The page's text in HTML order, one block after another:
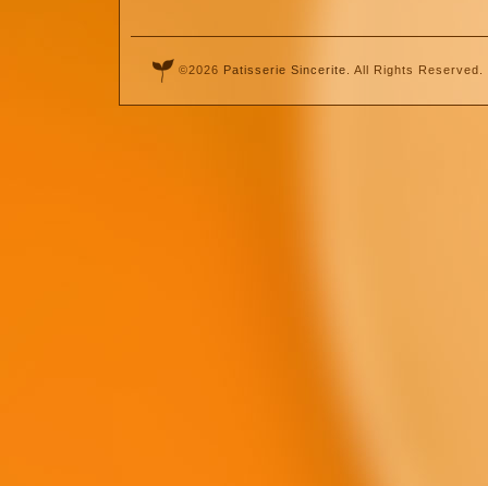
©2026 Patisserie Sincerite . All Rights Reserved.